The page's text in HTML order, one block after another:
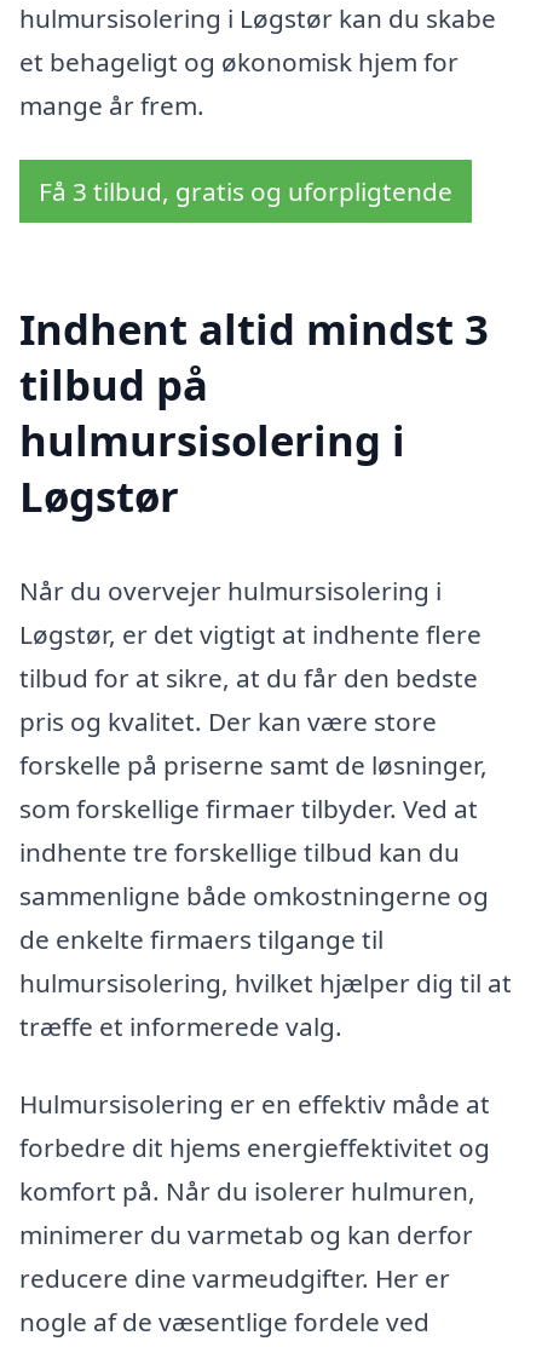
hulmursisolering i Løgstør kan du skabe
et behageligt og økonomisk hjem for
mange år frem.
Få 3 tilbud, gratis og uforpligtende
Indhent altid mindst 3
tilbud på
hulmursisolering i
Løgstør
Når du overvejer hulmursisolering i
Løgstør, er det vigtigt at indhente flere
tilbud for at sikre, at du får den bedste
pris og kvalitet. Der kan være store
forskelle på priserne samt de løsninger,
som forskellige firmaer tilbyder. Ved at
indhente tre forskellige tilbud kan du
sammenligne både omkostningerne og
de enkelte firmaers tilgange til
hulmursisolering, hvilket hjælper dig til at
træffe et informerede valg.
Hulmursisolering er en effektiv måde at
forbedre dit hjems energieffektivitet og
komfort på. Når du isolerer hulmuren,
minimerer du varmetab og kan derfor
reducere dine varmeudgifter. Her er
nogle af de væsentlige fordele ved